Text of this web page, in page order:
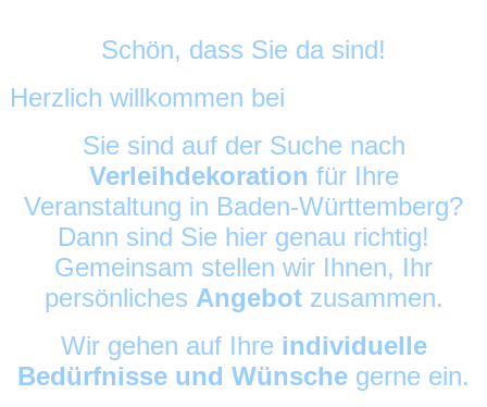
Schön, dass Sie da sind!
Herzlich willkommen bei
Sie sind auf der Suche nach
Verleihdekoration für Ihre
Veranstaltung in Baden-Württemberg?
Dann sind Sie hier genau richtig!
Gemeinsam stellen wir Ihnen, Ihr
persönliches Angebot zusammen.
Wir gehen auf Ihre individuelle
Bedürfnisse und Wünsche gerne ein.